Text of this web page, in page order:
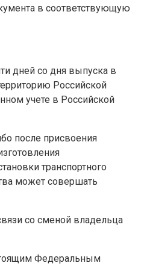
в соответствующую
дней со дня выпуска в
Российской
учете в Российской
после присвоения
транспортного
может совершать
со сменой владельца
Федеральным